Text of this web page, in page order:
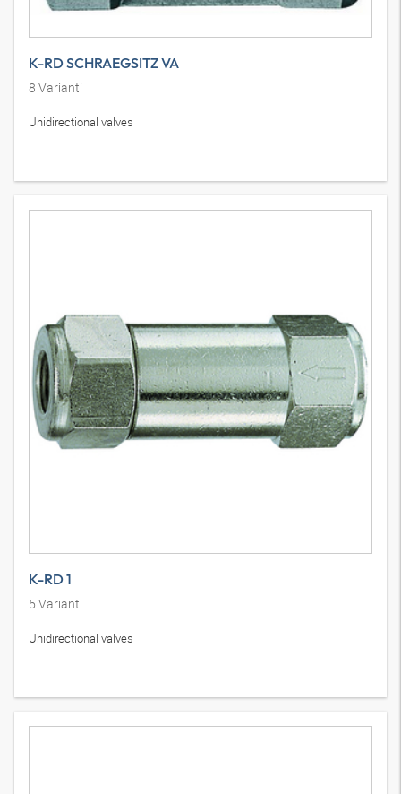
K-RD SCHRAEGSITZ VA
8 Varianti
Unidirectional valves
K-RD 1
5 Varianti
Unidirectional valves